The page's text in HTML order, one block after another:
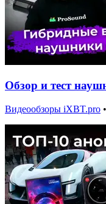
Обзор и тест
Видеообзоры iXBT.pro •